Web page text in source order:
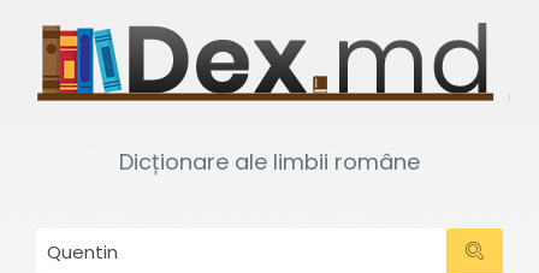
Dicționare ale limbii române